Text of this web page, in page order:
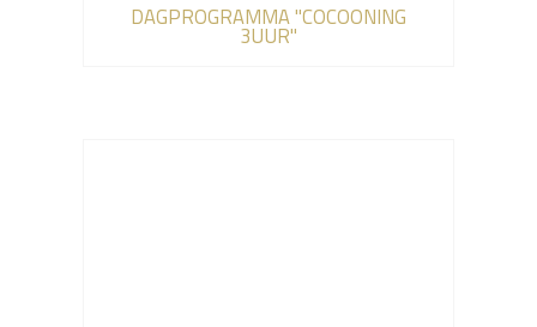
DAGPROGRAMMA "COCOONING
3UUR"